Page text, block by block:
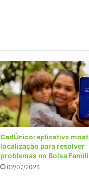
CadÚnico: aplicativo
localização para resolver
problemas no Bolsa
02/07/2024